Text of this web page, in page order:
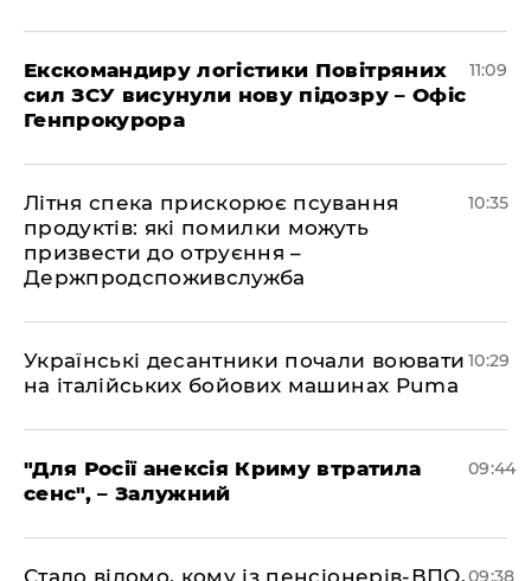
Екскомандиру логістики Повітряних
сил ЗСУ висунули нову підозру – Офіс
Генпрокурора
11:09
Літня спека прискорює псування
продуктів: які помилки можуть
призвести до отруєння –
Держпродспоживслужба
10:35
Українські десантники почали воювати
на італійських бойових машинах Puma
10:29
"Для Росії анексія Криму втратила
сенс", – Залужний
09:44
Стало відомо, кому із пенсіонерів-ВПО,09:38